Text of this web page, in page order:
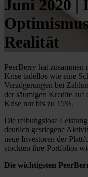
Juni 2020 |
Realität
PeerBerry hat zusammen
Krise tadellos wie eine
Verzögerungen bei
der säumigen Kredite auf
Krise nur bis zu 15%.
Die reibungslose
deutlich gestiegene
neue Investoren der
stockten ihre Portfolios
Die wichtigsten